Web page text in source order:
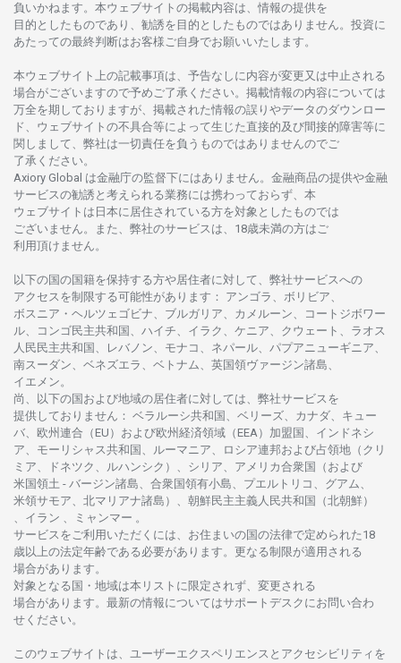
負いかねます。 本ウェブサイトの掲載内容は、 情報の提供を
目的としたものであり、 勧誘を 目的としたものではありません。 投資に
あたっての最終判断はお客様ご自身でお願いいたします。
本ウェブサイト 上の記載事項は、 予告なしに内容が変更又は中止さ れる
場合がございますので予めご了承ください。 掲載情報の内容については
万全を期しておりますが、 掲載さ れた情報の誤りやデータのダウンロー
ド、 ウェブサイトの不具合等によって生じた 直接的及び間接的障害等に
関し まして、 弊社は一切責任を負うものではありませんのでご
了承ください。
Axiory Global は金融庁の監督下にはありません。 金融商品の提供や金融
サービスの勧誘と 考えられる業務には携わっておらず、 本
ウェブサイトは 日本に居住さ れている方を対象としたものでは
ございません。
また、 弊社のサービスは、18歳未満の方はご
利用頂けません。
以下の国の国籍を保持する方や居住者に対して、 弊社サービスへの
アクセスを制限する可能性があります ： アンゴラ、ボリビア、
ボスニア ・ ヘルツェゴビナ、ブルガリア、カメルーン、コートジボワー
ル、
コンゴ民主共和国、ハイチ、イラク、ケニア、クウェート、 ラオス
人民民主共和国、レバノン、モナコ、ネパール、パプアニューギニア、
南スーダン、ベネズエラ、ベトナム、 英国領ヴァージン諸島、
イエメン。
尚、
以下の国および地域の居住者に対しては、 弊社サービスを
提供しておりません ： ベラルーシ共和国、ベリーズ、カナダ、キュー
バ、 欧州連合 （EU） および欧州経済領域 （EEA）加盟国、インドネシ
ア、 モーリシャス共和国、ルーマニア、 ロシア連邦および占領地 （クリ
ミア、ドネツク、ルハンシク）、シリア、 アメリカ合衆国
（および
米国領土 - バージン諸島、合衆国領有小島、プエルトリコ、グアム、
米領サモア、 北マリアナ諸島）、 朝鮮民主主義人民共和国
（北朝鮮）
、イラン 、ミャンマー 。
サービスをご利用いただくには、お住まいの国の法律で定められた 18
歳以上の法定年齢である必要があります。 更なる制限が適用さ れる
場合があります。
対象となる 国 ・ 地域は本 リストに限定さ れず、 変更さ れる
場合があります。 最新の情報についてはサポートデスクにお 問い合わ
せくださ い。
このウェブサイトは、 ユーザーエクスペリエンスと アクセシビリティを